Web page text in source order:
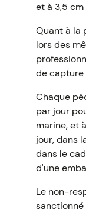
et à 3,5
Quant à la
lors des
de capture
Chaque
par jour
marine, et
jour, dans
dans le
d'une
Le non-